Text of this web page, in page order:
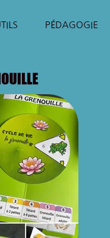
PÉDAGOGIE